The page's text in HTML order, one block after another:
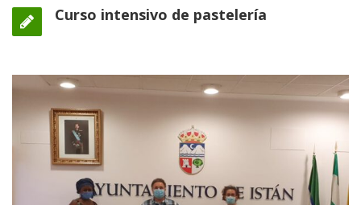
Curso intensivo de pastelería